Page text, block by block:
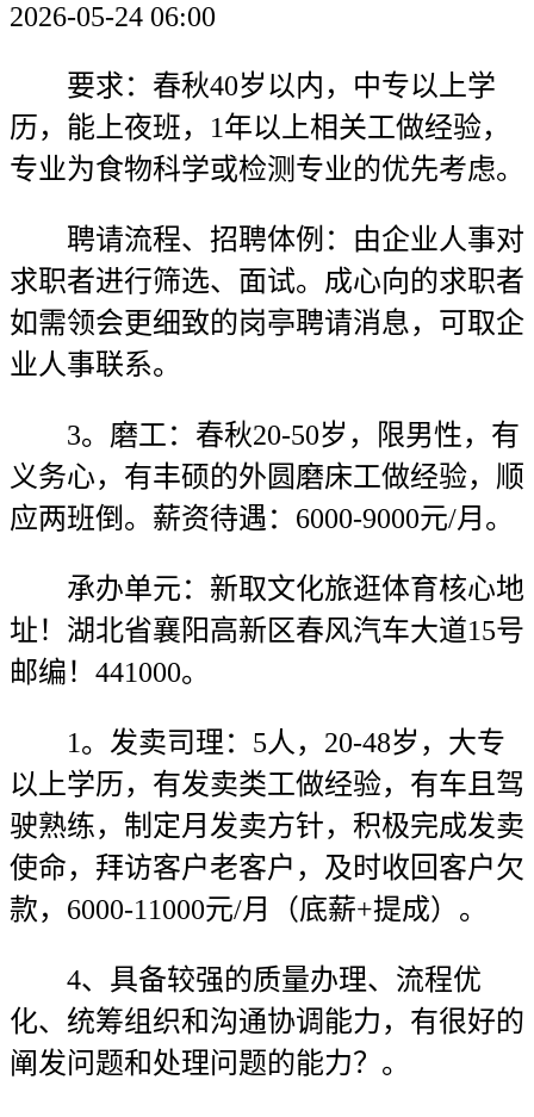
2026-05-24 06:00
要求：春秋40岁以内，中专以上学
历，能上夜班，1年以上相关工做经验，
专业为食物科学或检测专业的优先考虑。
聘请流程、招聘体例：由企业人事对
求职者进行筛选、面试。成心向的求职者
如需领会更细致的岗亭聘请消息，可取企
业人事联系。
3。磨工：春秋20-50岁，限男性，有
义务心，有丰硕的外圆磨床工做经验，顺
应两班倒。薪资待遇：6000-9000元/月。
承办单元：新取文化旅逛体育核心地
址！湖北省襄阳高新区春风汽车大道15号
邮编！441000。
1。发卖司理：5人，20-48岁，大专
以上学历，有发卖类工做经验，有车且驾
驶熟练，制定月发卖方针，积极完成发卖
使命，拜访客户老客户，及时收回客户欠
款，6000-11000元/月（底薪+提成）。
4、具备较强的质量办理、流程优
化、统筹组织和沟通协调能力，有很好的
阐发问题和处理问题的能力？。